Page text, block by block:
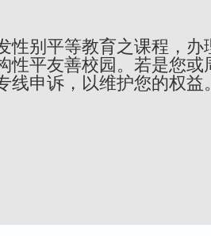
别平等教育之课程，办
平友善校园。若是您或
申诉，以维护您的权益